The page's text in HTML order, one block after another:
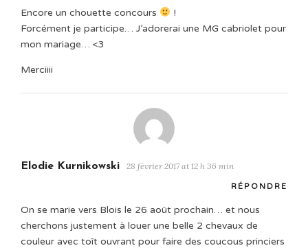
Encore un chouette concours
!
Forcément je participe… J’adorerai une MG cabriolet pour
mon mariage… <3
Merciiii
Elodie Kurnikowski 28 février 2017 at 12 h 36 min
RÉPONDRE
On se marie vers Blois le 26 août prochain… et nous
cherchons justement à louer une belle 2 chevaux de
couleur avec toît ouvrant pour faire des coucous princiers